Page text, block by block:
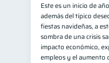
Este es un inicio de
además del típico
fiestas navideñas, a
sombra de una crisis
impacto económico,
empleos y el aumento